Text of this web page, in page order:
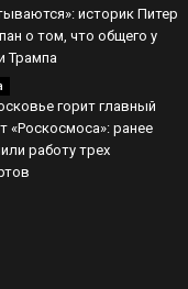
историк Питер
о том, что общего у
Трампа
горит главный
«Роскосмоса»: ранее
работу трех